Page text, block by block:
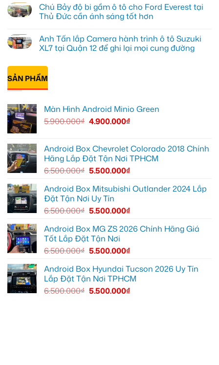
cho
Honda
CR-
Quận
12
lắp
Màn
hình
Minio
Green
cho
Quận
9
vì
thiếu
ích
bình
luận
ở
lắp
Android
box
Quận
1,
nâng
Chú Bảy độ bi gầm ô tô cho Ford Everest tại
Thủ Đức cần ánh sáng tốt hơn
bình
luận
ở
bi
gầm
ô
Ford
Everest
tại
ánh
sáng
tốt
Anh Tấn lắp Camera hành trình ô tô Suzuki
XL7 tại Quận 12 để ghi lại mọi cung đường
có
luận
ở
Anh
Camera
trình
XL7
tại
Quận
để
mọi
cung
đường
SẢN PHẨM
Màn Hình Android Minio Green
5.900.000₫ 4.900.000₫
Android Box Chevrolet Colorado 2018 Chính
Hãng Lắp Đặt Tận Nơi TPHCM
6.500.000₫ 5.500.000₫
Android Box Mitsubishi Outlander 2024 Lắp
Đặt Tận Nơi Uy Tín
6.500.000₫ 5.500.000₫
Android Box MG ZS 2026 Chính Hãng Giá
Tốt Lắp Đặt Tận Nơi
6.500.000₫ 5.500.000₫
Android Box Hyundai Tucson 2026 Uy Tín
Lắp Đặt Tận Nơi TPHCM
6.500.000₫ 5.500.000₫